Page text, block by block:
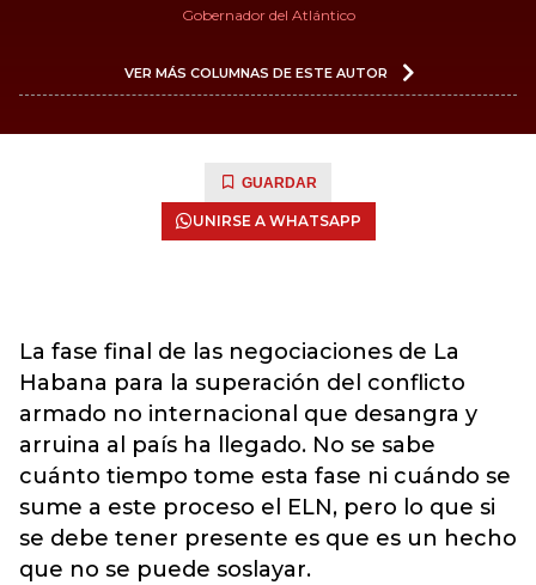
Gobernador del Atlántico
VER MÁS COLUMNAS DE ESTE AUTOR
GUARDAR
UNIRSE A WHATSAPP
La fase final de las negociaciones de La
Habana para la superación del conflicto
armado no internacional que desangra y
arruina al país ha llegado. No se sabe
cuánto tiempo tome esta fase ni cuándo se
sume a este proceso el ELN, pero lo que si
se debe tener presente es que es un hecho
que no se puede soslayar.